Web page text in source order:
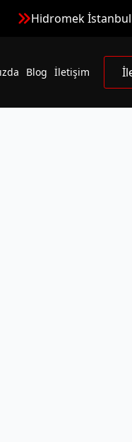
Hidromek
Blog İletişim